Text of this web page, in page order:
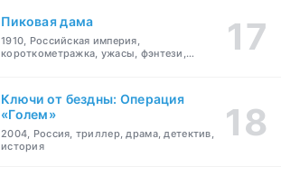
Пиковая дама
1910, Российская империя,
короткометражка, ужасы, фэнтези,
Ключи от бездны: Операция
«Голем»
2004, Россия, триллер, драма, детектив,
история